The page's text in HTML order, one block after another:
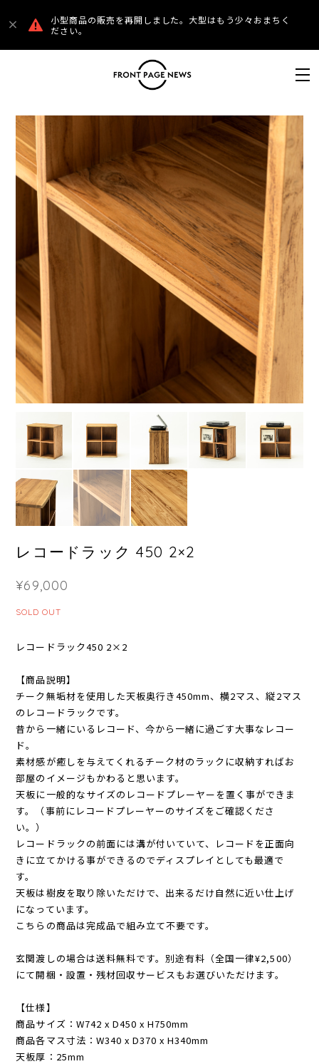
小型商品の販売を再開しました。大型はもう少々おまちく
ださい。
レコードラック 450 2×2
¥69,000
SOLD OUT
レコードラック450 2×2
【商品説明】
チーク無垢材を使用した天板奥行き450mm、横2マス、縦2マス
のレコードラックです。
昔から一緒にいるレコード、今から一緒に過ごす大事なレコー
ド。
素材感が癒しを与えてくれるチーク材のラックに収納すればお
部屋のイメージもかわると思います。
天板に一般的なサイズのレコードプレーヤーを置く事ができま
す。（事前にレコードプレーヤーのサイズをご確認くださ
い。）
レコードラックの前面には溝が付いていて、レコードを正面向
きに立てかける事ができるのでディスプレイとしても最適で
す。
天板は樹皮を取り除いただけで、出来るだけ自然に近い仕上げ
になっています。
こちらの商品は完成品で組み立て不要です。
玄関渡しの場合は送料無料です。別途有料（全国一律¥2,500）
にて開梱・設置・残材回収サービスもお選びいただけます。
【仕様】
商品サイズ：W742 x D450 x H750mm
商品各マス寸法：W340 x D370 x H340mm
天板厚：25mm